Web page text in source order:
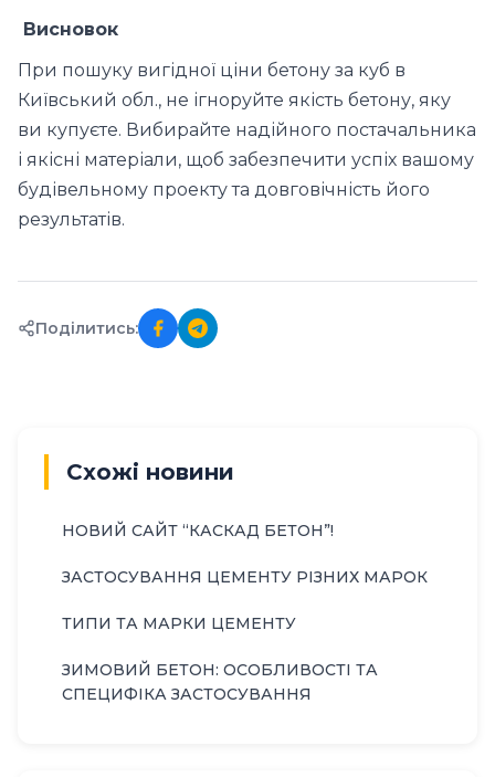
Висновок
При пошуку вигідної ціни бетону за куб в
Київський обл., не ігноруйте якість бетону, яку
ви купуєте. Вибирайте надійного постачальника
і якісні матеріали, щоб забезпечити успіх вашому
будівельному проекту та довговічність його
результатів.
Поділитись:
Схожі новини
НОВИЙ САЙТ “КАСКАД БЕТОН”!
ЗАСТОСУВАННЯ ЦЕМЕНТУ РІЗНИХ МАРОК
ТИПИ ТА МАРКИ ЦЕМЕНТУ
ЗИМОВИЙ БЕТОН: ОСОБЛИВОСТІ ТА
СПЕЦИФІКА ЗАСТОСУВАННЯ